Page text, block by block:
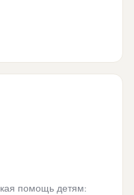
помощь детям: